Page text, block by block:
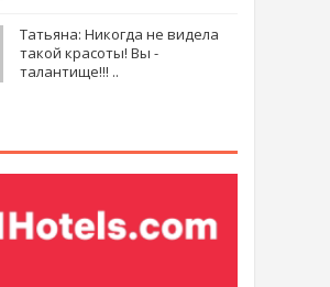
Татьяна: Никогда не видела
такой красоты! Вы -
талантище!!! ..